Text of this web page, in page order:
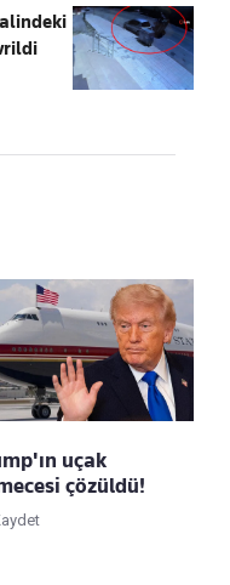
uçak
çözüldü!